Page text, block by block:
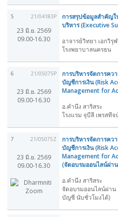
5 21/04183P
23 มิ.ย. 2569
09.00-16.30
การสรุปข้อมูลสำคัญใ
บริหาร (Executive
อาจารย์วิทยา เอกวิรุ
โรงพยาบาลนครธน
6 21/05075P
23 มิ.ย. 2569
09.00-16.30
การบริหารจัดการคว
บัญชีการเงิน (Risk
Management for
อ.คำนึง สาริสระ
โรงแรม จุบีลี เพรสที
7 21/05075Z
23 มิ.ย. 2569
09.00-16.30
การบริหารจัดการคว
บัญชีการเงิน (Risk
Management for
(จัดอบรมออนไลน์ผ่า
อ.คำนึง สาริสระ
จัดอบรมออนไลน์ผ่า
บัญชี นับชั่วโมงได้)